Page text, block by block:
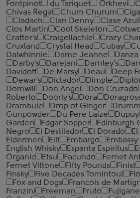
Fontpinot
du Tariquet Orkhevi
Chivas Regal
Chum Churum
Cladach
Clan Denny Clase Azul
Clos Martin
Cool Skeleton
Crafter's
Craigellachie Crazy
Cruxland
Crystal Head Cubay
Dalwhinnie
Dame Jeanne
Darby's
Darejani Darnley's
Davidoff
De Marsy Deau Deep
Dewar's
Dictador Dimple
Domwill
Don Angel Don Cruzado
Roberto
Doorly's Dora
Drambuie
Drop of Ginger
Gunpowder
Du Pere Laize Dupuy
Garden
Edgar Sopper Edinburgh
Negro
El Destilador El Dorado
Eldermen
Elit Embargo
English Whisky
Espanta Espiritus
Organic
Etsu Facundo Fernet
Fernet Vittone
Fifty Pounds Finist
Finsky
Five Decades Tomintoul
Fox and Dogs
Francois de
Franzini
Freeman Fruto Fujigane